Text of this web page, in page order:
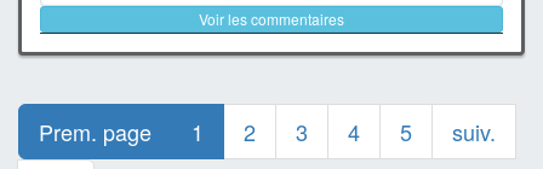
Voir les commentaires
Prem. page 1 2 3 4 5
suiv.